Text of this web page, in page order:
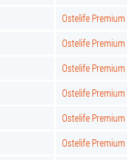
Ostelife
Ostelife
Ostelife
Ostelife
Ostelife
Ostelife